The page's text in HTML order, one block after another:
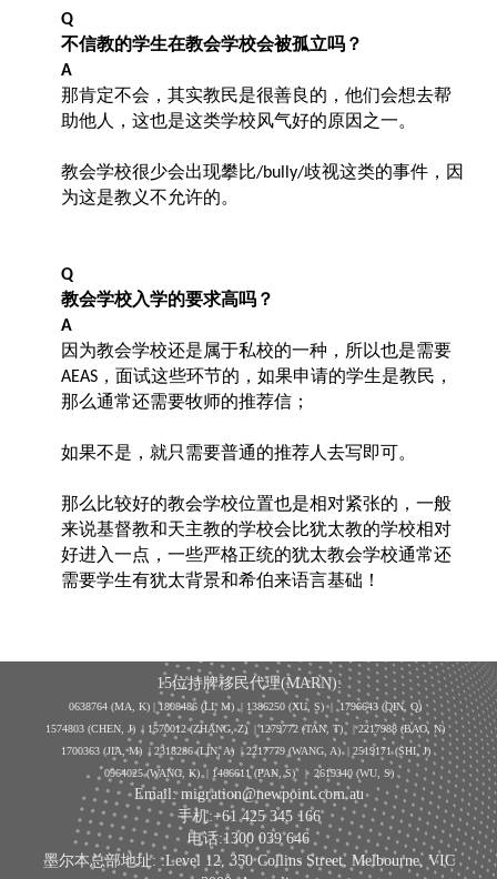
Q
不信教的学生在教会学校会被孤立吗？
A
那肯定不会，其实教民是很善良的，他们会想去帮
助他人，这也是这类学校风气好的原因之一。
教会学校很少会出现攀比/bully/歧视这类的事件，因
为这是教义不允许的。
Q
教会学校入学的要求高吗？
A
因为教会学校还是属于私校的一种，所以也是需要
AEAS ，面试这些环节的，如果申请的学生是教民，
那么通常还需要牧师的推荐信；
如果不是，就只需要普通的推荐人去写即可。
那么比较好的教会学校位置也是相对紧张的，一般
来说基督教和天主教的学校会比犹太教的学校相对
好进入一点，一些严格正统的犹太教会学校通常还
需要学生有犹太背景和希伯来语言基础！
15位持牌移民代理(MARN):
0638764 (MA, K) |1808486 (LI, M) | 1386250 (XU, S)| 1796643 (QIN, Q)
1574803 (CHEN, J) | 1570012 (ZHANG, Z) | 1279772 (TAN, T) | 2217988 (BAO, N)
1700363 (JIA, M) | 2318286 (LIN, A) | 2217779 (WANG, A) | 2519171 (SHI, J)
0964025 (WANG, K) | 1466611 (PAN, S)| 2619340 (WU, S)
Email: migration@newpoint.com.au
手机:+61 425 345 166
电话:1300 039 646
墨尔本总部地址: :Level 12, 350 Collins Street, Melbourne, VIC